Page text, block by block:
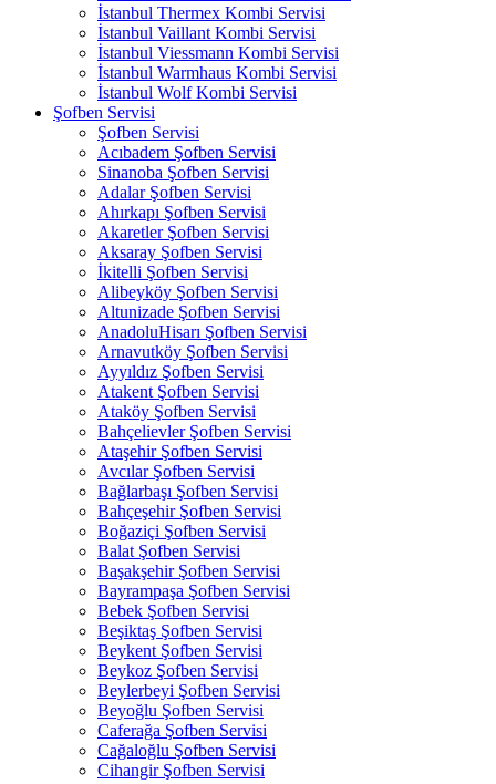
İstanbul Thermex Kombi Servisi
İstanbul Vaillant Kombi Servisi
İstanbul Viessmann Kombi Servisi
İstanbul Warmhaus Kombi Servisi
İstanbul Wolf Kombi Servisi
Şofben Servisi
Şofben Servisi
Acıbadem Şofben Servisi
Sinanoba Şofben Servisi
Adalar Şofben Servisi
Ahırkapı Şofben Servisi
Akaretler Şofben Servisi
Aksaray Şofben Servisi
İkitelli Şofben Servisi
Alibeyköy Şofben Servisi
Altunizade Şofben Servisi
AnadoluHisarı Şofben Servisi
Arnavutköy Şofben Servisi
Ayyıldız Şofben Servisi
Atakent Şofben Servisi
Ataköy Şofben Servisi
Bahçelievler Şofben Servisi
Ataşehir Şofben Servisi
Avcılar Şofben Servisi
Bağlarbaşı Şofben Servisi
Bahçeşehir Şofben Servisi
Boğaziçi Şofben Servisi
Balat Şofben Servisi
Başakşehir Şofben Servisi
Bayrampaşa Şofben Servisi
Bebek Şofben Servisi
Beşiktaş Şofben Servisi
Beykent Şofben Servisi
Beykoz Şofben Servisi
Beylerbeyi Şofben Servisi
Beyoğlu Şofben Servisi
Caferağa Şofben Servisi
Cağaloğlu Şofben Servisi
Cihangir Şofben Servisi